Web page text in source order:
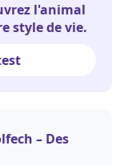
l'animal
style de vie.
– Des